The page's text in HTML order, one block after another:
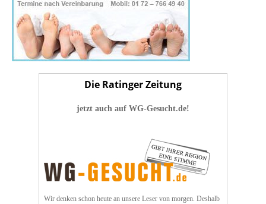
Die Ratinger Zeitung
jetzt auch auf WG-Gesucht.de!
Wir denken schon heute an unsere Leser von morgen. Deshalb